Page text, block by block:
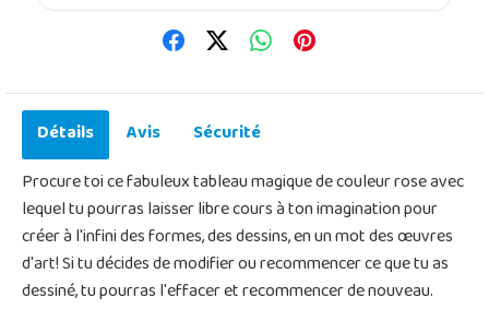
Détails Avis
Sécurité
Procure toi ce fabuleux tableau magique de couleur rose avec
lequel tu pourras laisser libre cours à ton imagination pour
créer à l'infini des formes, des dessins, en un mot des œuvres
d'art! Si tu décides de modifier ou recommencer ce que tu as
dessiné, tu pourras l'effacer et recommencer de nouveau.